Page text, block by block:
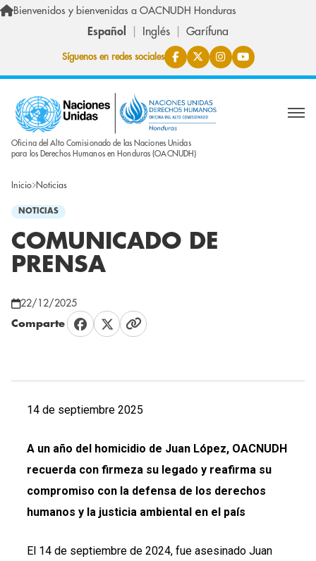
Pasar al contenido principal
Bienvenidos y bienvenidas a OACNUDH Honduras
Español Inglés Garífuna
Síguenos en redes sociales
Oficina del Alto Comisionado de las Naciones Unidas
para los Derechos Humanos en Honduras (OACNUDH)
Inicio Noticias
NOTICIAS
COMUNICADO DE
PRENSA
22/12/2025
Comparte
14 de septiembre 2025
A un año del homicidio de Juan López, OACNUDH
recuerda con firmeza su legado y reafirma su
compromiso con la defensa de los derechos
humanos y la justicia ambiental en el país
El 14 de septiembre de 2024, fue asesinado Juan